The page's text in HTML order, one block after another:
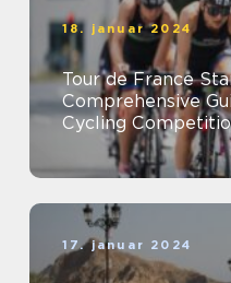
18. januar 2024
Tour de France
Comprehensive
Cycling
17. januar 2024